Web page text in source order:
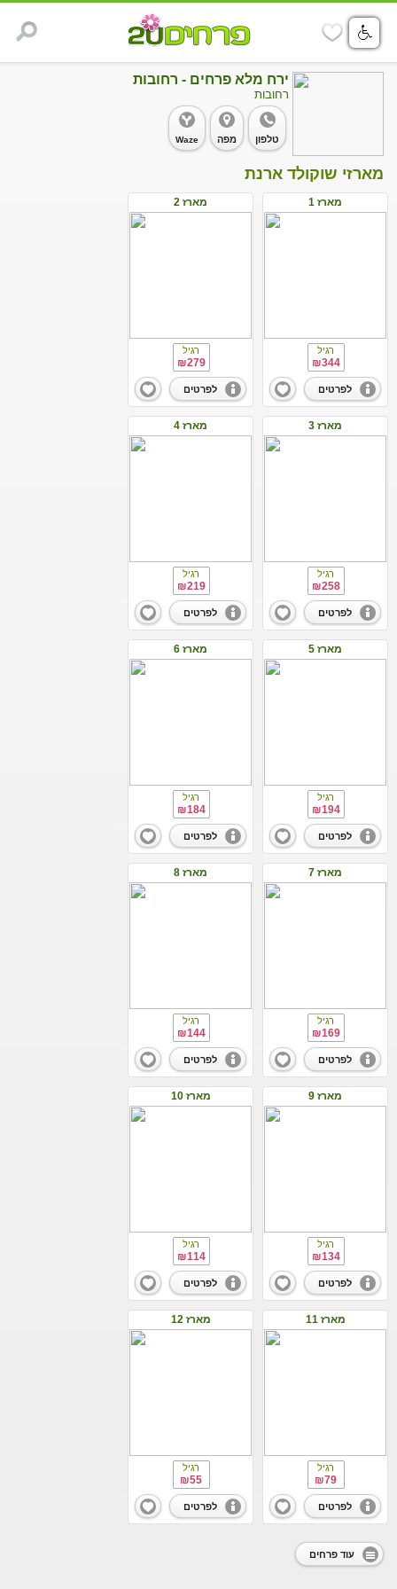
ירח מלא פרחים - רחובות
רחובות
Waze מפה טלפון
מארזי שוקולד ארנת
מארז 1
רגיל
₪344
לפרטים
מארז 2
רגיל
₪279
לפרטים
מארז 3
רגיל
₪258
לפרטים
מארז 4
רגיל
₪219
לפרטים
מארז 5
רגיל
₪194
לפרטים
מארז 6
רגיל
₪184
לפרטים
מארז 7
רגיל
₪169
לפרטים
מארז 8
רגיל
₪144
לפרטים
מארז 9
רגיל
₪134
לפרטים
מארז 10
רגיל
₪114
לפרטים
מארז 11
רגיל
₪79
לפרטים
מארז 12
רגיל
₪55
לפרטים
עוד פרחים